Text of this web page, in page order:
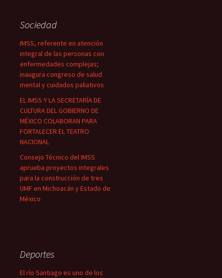
Sociedad
IMSS, referente en atención
integral de las personas con
enfermedades complejas;
inaugura congreso de salud
mental y cuidados paliativos
EL IMSS Y LA SECRETARÍA DE
CULTURA DEL GOBIERNO DE
MÉXICO COLABORAN PARA
FORTALECER EL TEATRO
NACIONAL
Consejo Técnico del IMSS
aprueba proyectos integrales
para la construcción de tres
UMF en Michoacán y Estado de
México
Deportes
El río Santiago es uno de los